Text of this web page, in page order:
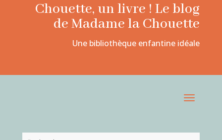
Chouette, un livre ! Le blog
de Madame la Chouette
Une bibliothèque enfantine idéale